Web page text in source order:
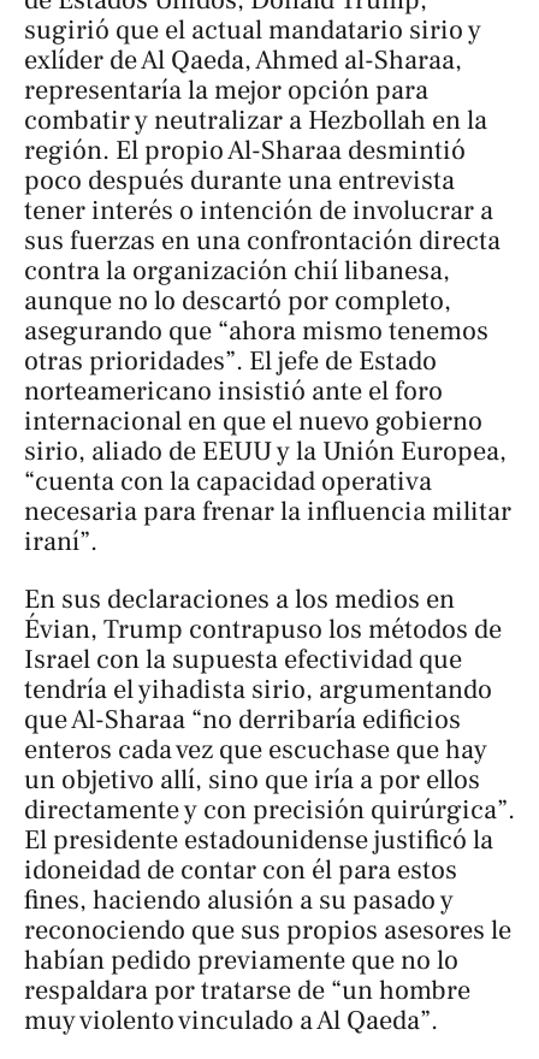
sugirió que el actual mandatario sirio y
exlíder de Al Qaeda, Ahmed al-Sharaa,
representaría la mejor opción para
combatir y neutralizar a Hezbollah en la
región. El propio Al-Sharaa desmintió
poco después durante una entrevista
tener interés o intención de involucrar a
sus fuerzas en una confrontación directa
contra la organización chií libanesa,
aunque no lo descartó por completo,
asegurando que “ahora mismo tenemos
otras prioridades”. El jefe de Estado
norteamericano insistió ante el foro
internacional en que el nuevo gobierno
sirio, aliado de EEUU y la Unión Europea,
“cuenta con la capacidad operativa
necesaria para frenar la influencia militar
iraní”.
En sus declaraciones a los medios en
Évian, Trump contrapuso los métodos de
Israel con la supuesta efectividad que
tendría el yihadista sirio, argumentando
que Al-Sharaa “no derribaría edificios
enteros cada vez que escuchase que hay
un objetivo allí, sino que iría a por ellos
directamente y con precisión quirúrgica”.
El presidente estadounidense justificó la
idoneidad de contar con él para estos
fines, haciendo alusión a su pasado y
reconociendo que sus propios asesores le
habían pedido previamente que no lo
respaldara por tratarse de “un hombre
muy violento vinculado a Al Qaeda”.